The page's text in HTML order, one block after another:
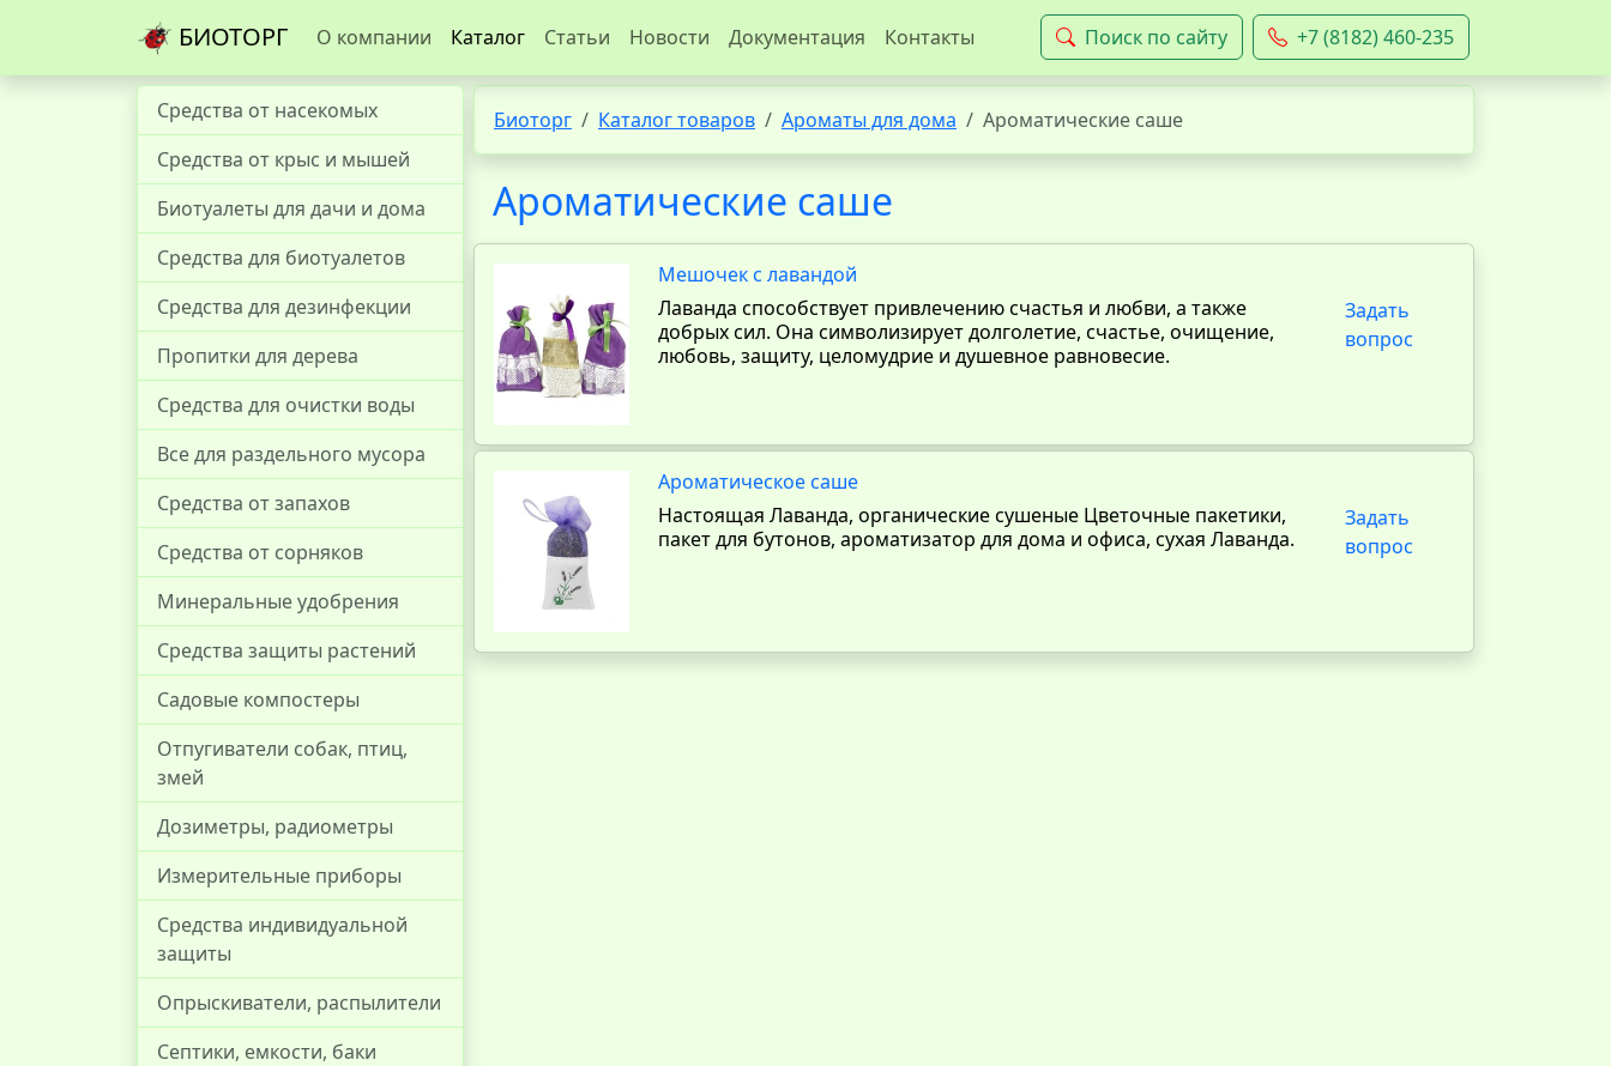
БИОТОРГ О компании Каталог Статьи Новости Документация Контакты Поиск по сайту +7 (8182) 460-235
Средства от насекомых
Средства от крыс и мышей
Биотуалеты для дачи и дома
Средства для биотуалетов
Средства для дезинфекции
Пропитки для дерева
Средства для очистки воды
Все для раздельного мусора
Средства от запахов
Средства от сорняков
Минеральные удобрения
Средства защиты растений
Садовые компостеры
Отпугиватели собак, птиц,
змей
Дозиметры, радиометры
Измерительные приборы
Средства индивидуальной
защиты
Опрыскиватели, распылители
Септики, емкости, баки
Биоторг Каталог товаров Ароматы для дома Ароматические саше
Ароматические саше
Мешочек с лавандой
Лаванда способствует привлечению счастья и любви, а также
добрых сил. Она символизирует долголетие, счастье, очищение,
любовь, защиту, целомудрие и душевное равновесие.
Задать
вопрос
Ароматическое саше
Настоящая Лаванда, органические сушеные Цветочные пакетики,
пакет для бутонов, ароматизатор для дома и офиса, сухая Лаванда.
Задать
вопрос